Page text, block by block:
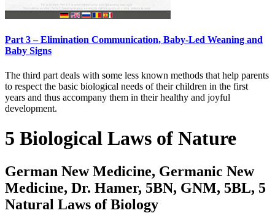
Part 3 – Elimination Communication, Baby-Led Weaning and
Baby Signs
The third part deals with some less known methods that help parents
to respect the basic biological needs of their children in the first
years and thus accompany them in their healthy and joyful
development.
5 Biological Laws of Nature
German New Medicine, Germanic New
Medicine, Dr. Hamer, 5BN, GNM, 5BL, 5
Natural Laws of Biology